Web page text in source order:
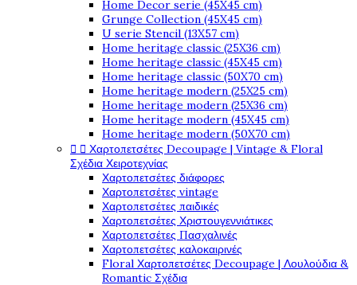
Home Decor serie (45X45 cm)
Grunge Collection (45X45 cm)
U serie Stencil (13X57 cm)
Home heritage classic (25X36 cm)
Home heritage classic (45X45 cm)
Home heritage classic (50X70 cm)
Home heritage modern (25X25 cm)
Home heritage modern (25X36 cm)
Home heritage modern (45X45 cm)
Home heritage modern (50X70 cm)
  Χαρτοπετσέτες Decoupage | Vintage & Floral
Σχέδια Χειροτεχνίας
Χαρτοπετσέτες διάφορες
Χαρτοπετσέτες vintage
Χαρτοπετσέτες παιδικές
Χαρτοπετσέτες Χριστουγεννιάτικες
Χαρτοπετσέτες Πασχαλινές
Χαρτοπετσέτες καλοκαιρινές
Floral Χαρτοπετσέτες Decoupage | Λουλούδια &
Romantic Σχέδια